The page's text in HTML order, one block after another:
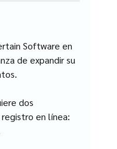
Software en
de expandir su
dos
en línea: